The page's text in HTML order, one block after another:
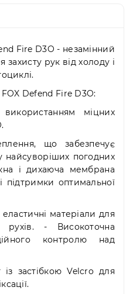
Fire D3O - незамінний
захисту рук від холоду і
Defend Fire D3O:
міцних
що забезпечує
найсуворіших погодних
і дихаюча мембрана
підтримки оптимальної
матеріали для
рухів. - Високоточна
контролю над
застібкою Velcro для